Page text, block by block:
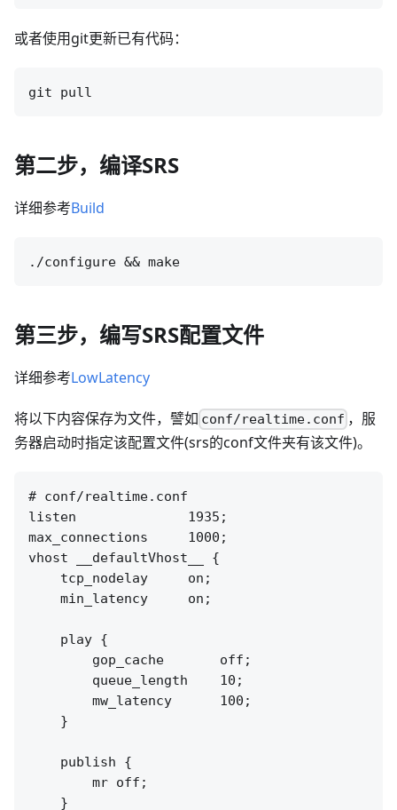
或者使用git更新已有代码：
第二步，编译SRS
详细参考Build
第三步，编写SRS配置文件
详细参考LowLatency
将以下内容保存为文件，譬如 conf/realtime.conf ，服
务器启动时指定该配置文件(srs的conf文件夹有该文件)。
# conf/realtime.conf
listen              1935;
max_connections     1000;
vhost __defaultVhost__ {
    tcp_nodelay     on;
    min_latency     on;
    play {
        gop_cache       off;
        queue_length    10;
        mw_latency      100;
    }
    publish {
        mr off;
    }